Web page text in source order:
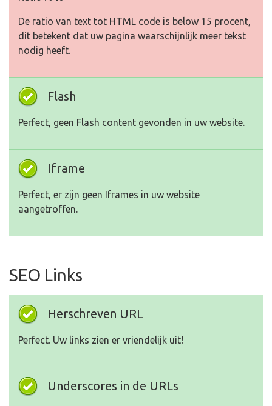
De ratio van text tot HTML code is below 15 procent,
dit betekent dat uw pagina waarschijnlijk meer tekst
nodig heeft.
Flash
Perfect, geen Flash content gevonden in uw website.
Iframe
Perfect, er zijn geen Iframes in uw website
aangetroffen.
SEO Links
Herschreven URL
Perfect. Uw links zien er vriendelijk uit!
Underscores in de URLs